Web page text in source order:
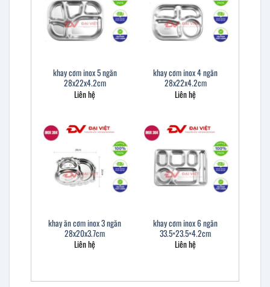
khay cơm inox 5 ngăn
28x22x4.2cm
Liên hệ
khay cơm inox 4 ngăn
28x22x4.2cm
Liên hệ
khay ăn cơm inox 3 ngăn
28x20x3.7cm
Liên hệ
khay cơm inox 6 ngăn
33.5×23.5×4.2cm
Liên hệ